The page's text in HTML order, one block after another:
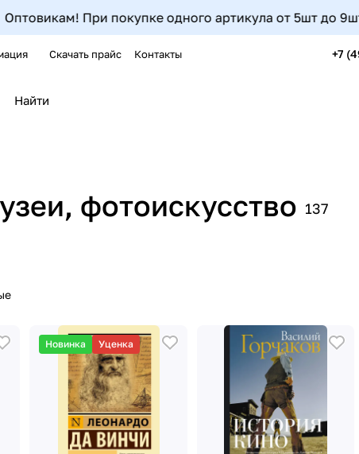
покупке одного артикула от 5шт до 9шт-
Скачать прайс Контакты +7
фотоискусство 137
Новинка Уценка